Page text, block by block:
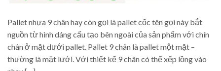
Pallet nhựa 9 chân hay còn gọi là pallet cốc tên gọi này bắt
nguồn từ hình dáng cấu tạo bên ngoài của sản phẩm với chín
chân ở mặt dưới pallet. Pallet 9 chân là pallet một mặt –
thường là mặt lưới. Với thiết kế 9 chân có thể xếp lồng vào